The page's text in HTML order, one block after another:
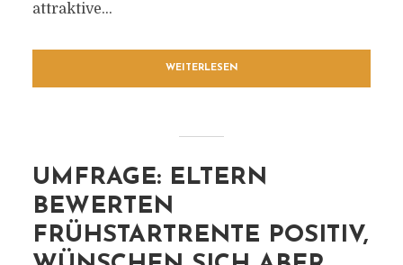
attraktive...
WEITERLESEN
UMFRAGE: ELTERN
BEWERTEN
FRÜHSTARTRENTE POSITIV,